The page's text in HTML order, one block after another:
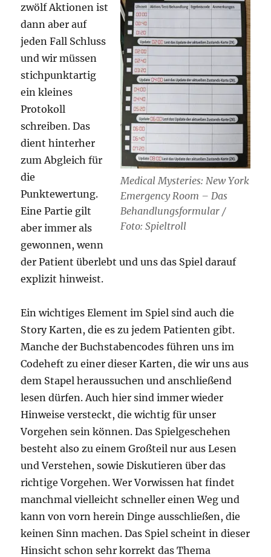
Medical Mysteries: New York
Emergency Room – Das
Behandlungsformular /
Foto: Spieltroll
zwölf Aktionen ist
dann aber auf
jeden Fall Schluss
und wir müssen
stichpunktartig
ein kleines
Protokoll
schreiben. Das
dient hinterher
zum Abgleich für
die
Punktewertung.
Eine Partie gilt
aber immer als
gewonnen, wenn
der Patient überlebt und uns das Spiel darauf
explizit hinweist.
Ein wichtiges Element im Spiel sind auch die
Story Karten, die es zu jedem Patienten gibt.
Manche der Buchstabencodes führen uns im
Codeheft zu einer dieser Karten, die wir uns aus
dem Stapel heraussuchen und anschließend
lesen dürfen. Auch hier sind immer wieder
Hinweise versteckt, die wichtig für unser
Vorgehen sein können. Das Spielgeschehen
besteht also zu einem Großteil nur aus Lesen
und Verstehen, sowie Diskutieren über das
richtige Vorgehen. Wer Vorwissen hat findet
manchmal vielleicht schneller einen Weg und
kann von vorn herein Dinge ausschließen, die
keinen Sinn machen. Das Spiel scheint in dieser
Hinsicht schon sehr korrekt das Thema